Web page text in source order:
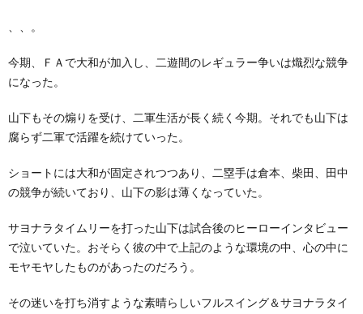
、、。
今期、ＦＡで大和が加入し、二遊間のレギュラー争いは熾烈な競争
になった。
山下もその煽りを受け、二軍生活が長く続く今期。それでも山下は
腐らず二軍で活躍を続けていった。
ショートには大和が固定されつつあり、二塁手は倉本、柴田、田中
の競争が続いており、山下の影は薄くなっていた。
サヨナラタイムリーを打った山下は試合後のヒーローインタビュー
で泣いていた。おそらく彼の中で上記のような環境の中、心の中に
モヤモヤしたものがあったのだろう。
その迷いを打ち消すような素晴らしいフルスイング＆サヨナラタイ